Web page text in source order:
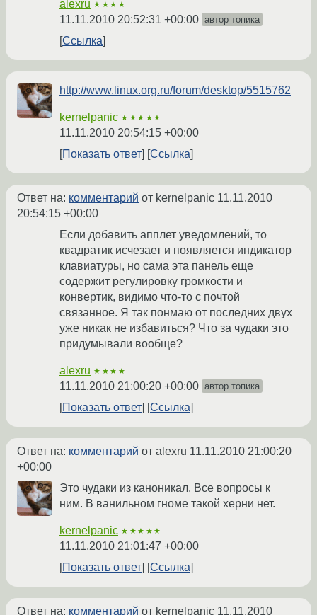
alexru ★★★★
11.11.2010 20:52:31 +00:00 автор топика
Ссылка
http://www.linux.org.ru/forum/desktop/5515762
kernelpanic ★★★★★
11.11.2010 20:54:15 +00:00
Показать ответ
Ссылка
Ответ на: комментарий от kernelpanic 11.11.2010
20:54:15 +00:00
Если добавить апплет уведомлений, то
квадратик исчезает и появляется индикатор
клавиатуры, но сама эта панель еще
содержит регулировку громкости и
конвертик, видимо что-то с почтой
связанное. Я так понмаю от последних двух
уже никак не избавиться? Что за чудаки это
придумывали вообще?
alexru ★★★★
11.11.2010 21:00:20 +00:00 автор топика
Показать ответ Ссылка
Ответ на: комментарий от alexru 11.11.2010 21:00:20
+00:00
Это чудаки из каноникал. Все вопросы к
ним. В ванильном гноме такой херни нет.
kernelpanic ★★★★★
11.11.2010 21:01:47 +00:00
Показать ответ
Ссылка
Ответ на: комментарий от kernelpanic 11.11.2010